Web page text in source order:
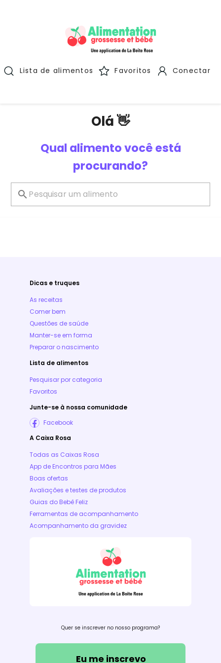
Lista de alimentos Favoritos Conectar
Olá 👋
Qual alimento você está
procurando?
Dicas e truques
As receitas
Comer bem
Questões de saúde
Manter-se em forma
Preparar o nascimento
Lista de alimentos
Pesquisar por categoria
Favoritos
Junte-se à nossa comunidade
Facebook
A Caixa Rosa
Todas as Caixas Rosa
App de Encontros para Mães
Boas ofertas
Avaliações e testes de produtos
Guias do Bebê Feliz
Ferramentas de acompanhamento
Acompanhamento da gravidez
Quer se inscrever no nosso programa?
Eu me inscrevo